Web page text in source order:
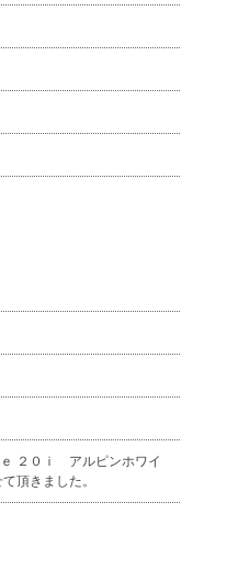
ｅ ２０ｉ アルピンホワイ
頂きました。